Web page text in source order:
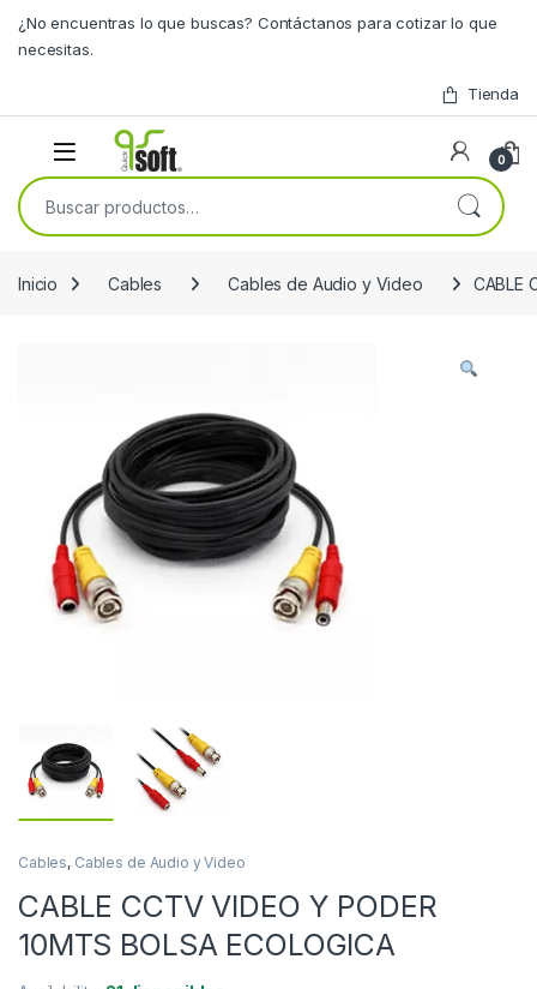
¿No encuentras lo que buscas? Contáctanos para cotizar lo que
necesitas.
Tienda
0
Buscar por:
Inicio Cables Cables de Audio y Video CABLE
Cables, Cables de Audio y Video
CABLE CCTV VIDEO Y PODER
10MTS BOLSA ECOLOGICA